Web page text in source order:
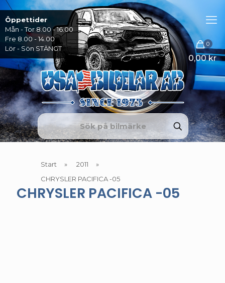
0
0,00 kr
Öppettider
Mån - Tor 8.00 - 16.00
Fre 8.00 - 14.00
Lör - Sön STÄNGT
Start » 2011
»
CHRYSLER PACIFICA -05
CHRYSLER PACIFICA -05